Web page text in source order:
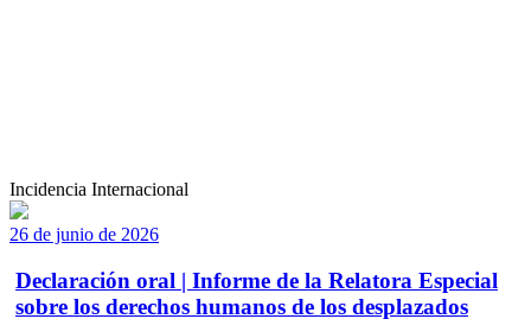
Incidencia Internacional
26 de junio de 2026
Declaración oral | Informe de la Relatora Especial
sobre los derechos humanos de los desplazados